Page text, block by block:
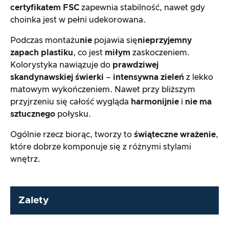
certyfikatem FSC zapewnia stabilność, nawet gdy
choinka jest w pełni udekorowana.
Podczas montażunie pojawia sięnieprzyjemny
zapach plastiku, co jest miłym zaskoczeniem.
Kolorystyka nawiązuje do prawdziwej
skandynawskiej świerki – intensywna zieleń z lekko
matowym wykończeniem. Nawet przy bliższym
przyjrzeniu się całość wygląda harmonijnie i nie ma
sztucznego połysku.
Ogólnie rzecz biorąc, tworzy to świąteczne wrażenie,
które dobrze komponuje się z różnymi stylami
wnętrz.
Zalety